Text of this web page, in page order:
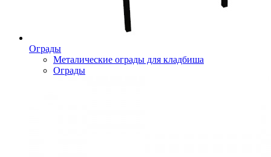
Ограды
Металические ограды для кладбиша
Ограды